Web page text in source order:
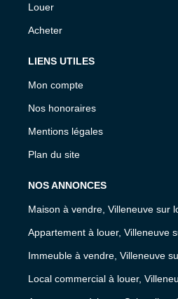
Louer
Acheter
LIENS UTILES
Mon compte
Nos honoraires
Mentions légales
Plan du site
NOS ANNONCES
Maison à vendre, Villeneuve sur
Appartement à louer, Villeneuve
Immeuble à vendre, Villeneuve
Local commercial à louer,